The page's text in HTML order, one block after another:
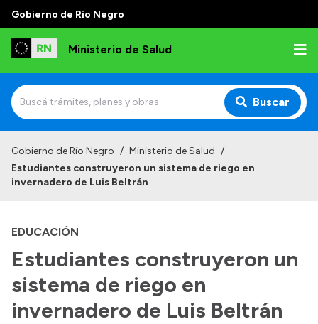
Gobierno de Río Negro
Ministerio de Salud
Buscar
Institucional
Autoridades
Consejos locales
Transparencia
Gobierno de Río Negro / Ministerio de Salud /
Estudiantes construyeron un sistema de riego en
invernadero de Luis Beltrán
EDUCACIÓN
Estudiantes construyeron un
sistema de riego en
invernadero de Luis Beltrán